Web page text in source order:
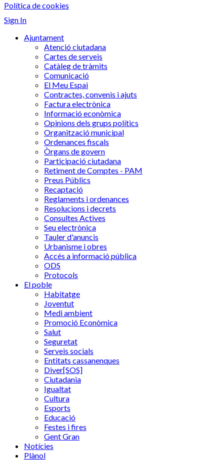
Política de cookies
Sign In
Ajuntament
Atenció ciutadana
Cartes de serveis
Catàleg de tràmits
Comunicació
El Meu Espai
Contractes, convenis i ajuts
Factura electrònica
Informació econòmica
Opinions dels grups polítics
Organització municipal
Ordenances fiscals
Òrgans de govern
Participació ciutadana
Retiment de Comptes - PAM
Preus Públics
Recaptació
Reglaments i ordenances
Resolucions i decrets
Consultes Actives
Seu electrònica
Tauler d'anuncis
Urbanisme i obres
Accés a informació pública
ODS
Protocols
El poble
Habitatge
Joventut
Medi ambient
Promoció Econòmica
Salut
Seguretat
Serveis socials
Entitats cassanenques
Diver[SOS]
Ciutadania
Igualtat
Cultura
Esports
Educació
Festes i fires
Gent Gran
Notícies
Plànol